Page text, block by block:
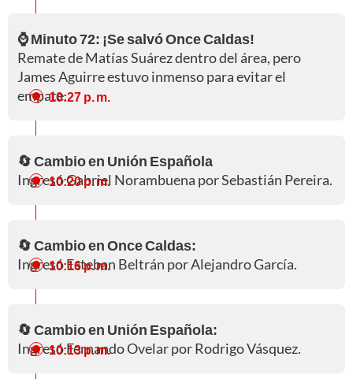
⌚ Minuto 72: ¡Se salvó Once Caldas!
Remate de Matías Suárez dentro del área, pero
James Aguirre estuvo inmenso para evitar el
empate.10:27 p. m.
🔄 Cambio en Unión Española
Ingresó Gabriel Norambuena por Sebastián Pereira.
10:20 p. m.
🔄 Cambio en Once Caldas:
Ingresó Esteban Beltrán por Alejandro García.
10:16 p. m.
🔄 Cambio en Unión Española:
Ingresó Fernando Ovelar por Rodrigo Vásquez.
10:13 p. m.